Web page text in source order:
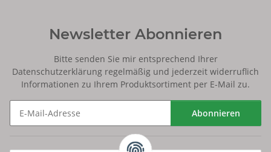
Newsletter Abonnieren
Bitte senden Sie mir entsprechend Ihrer
Datenschutzerklärung regelmäßig und jederzeit widerruflich
Informationen zu Ihrem Produktsortiment per E-Mail zu.
Abonnieren